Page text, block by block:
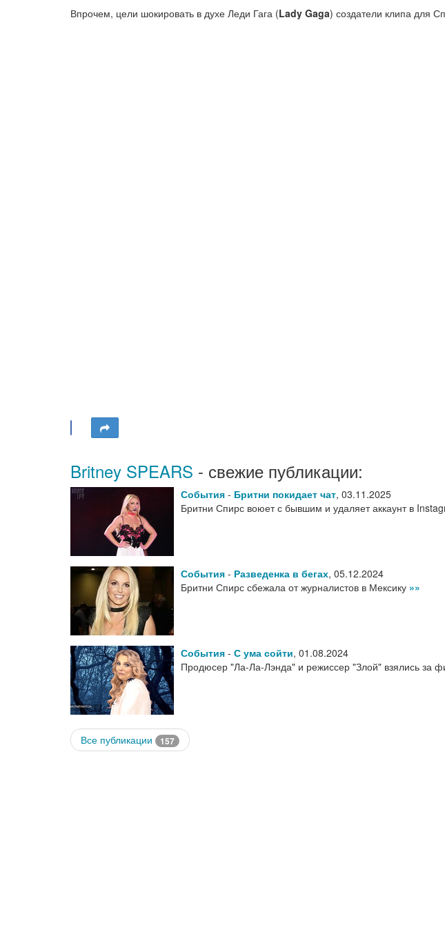
Впрочем, цели шокировать в духе Леди Гага (Lady Gaga) создатели клипа для
Britney SPEARS - свежие публикации:
События - Бритни покидает чат, 03.11.2025
Бритни Спирс воюет с бывшим и удаляет аккаунт в
События - Разведенка в бегах, 05.12.2024
Бритни Спирс сбежала от журналистов в Мексику »»
События - С ума сойти, 01.08.2024
Продюсер "Ла-Ла-Лэнда" и режиссер "Злой" взялись за
Все публикации 157